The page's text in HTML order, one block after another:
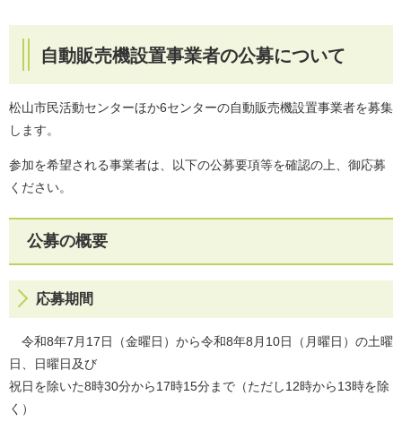
自動販売機設置事業者の公募について
松山市民活動センターほか6センターの自動販売機設置事業者を募集
します。
参加を希望される事業者は、以下の公募要項等を確認の上、御応募
ください。
公募の概要
応募期間
令和8年7月17日（金曜日）から令和8年8月10日（月曜日）の土曜
日、日曜日及び
祝日を除いた8時30分から17時15分まで（ただし12時から13時を除
く）